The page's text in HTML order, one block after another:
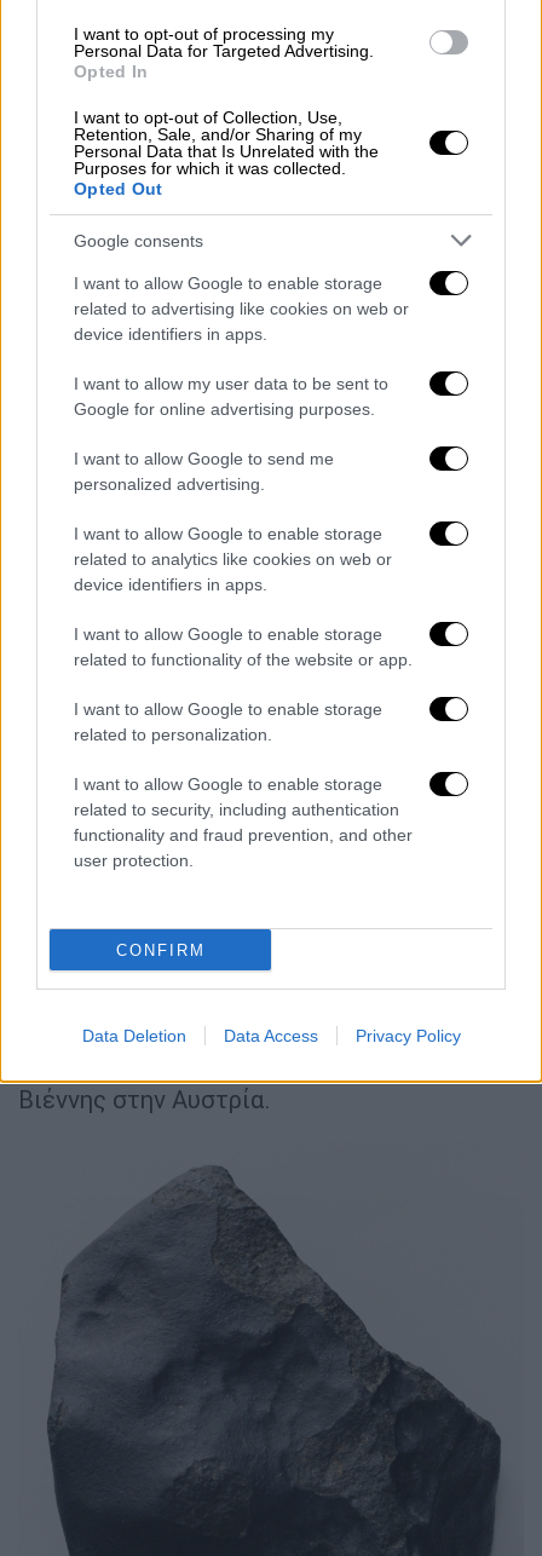
I want to opt-out of processing my
Personal Data for Targeted Advertising.
Opted In
I want to opt-out of Collection, Use,
Retention, Sale, and/or Sharing of my
Personal Data that Is Unrelated with the
Purposes for which it was collected.
Opted Out
Google consents
I want to allow Google to enable storage
related to advertising like cookies on web or
device identifiers in apps.
I want to allow my user data to be sent to
Google for online advertising purposes.
I want to allow Google to send me
personalized advertising.
I want to allow Google to enable storage
related to analytics like cookies on web or
device identifiers in apps.
I want to allow Google to enable storage
related to functionality of the website or app.
I want to allow Google to enable storage
related to personalization.
I want to allow Google to enable storage
related to security, including authentication
functionality and fraud prevention, and other
user protection.
CONFIRM
Data Deletion Data Access Privacy Policy
διαμέτρου 17 μέτρων εισήλθε στην
ατμόσφαιρα της Γης με την απίστευτη
ταχύτητα των περίπου 20 χιλιομέτρων ανά
δευτερόλεπτο» απαντά ο κ.Μπαζιώτης.
Ο Έλληνας επιστήμονας εξηγεί πως στο
συγκεκριμένο περιστατικό της Ρωσίας, το
βραχώδες σώμα από το διάστημα, άρχισε να
χιλιομέτρων, και κατέπεσε βόρεια της
περιοχής Τσελιάμπινσκ και η ενέργεια που
«Το μεγαλύτερο από τα κομμάτια που
ανακτήθηκαν είχε βάρος λίγο μεγαλύτερο
από 650 κιλά (!) και ανασύρθηκε από τη λίμνη
Cebarkul. Η συνολική ενέργεια που
απορροφήθηκε από την ατμόσφαιρα κατά την
είσοδο του μετεώρου, ισοδυναμούσε με
περίπου 470 κιλοτόνους ΤΝΤ, όντας κατά
που εκλύθηκε κατά την έκρηξη της ατομικής
βόμβας στη Χιροσίμα! Το κρίσιμο σε αυτό το
γεγονός μάλιστα ήταν ότι τον αστεροειδή
αυτό δεν τον «είδαμε». Πριν μπει στην
ατμόσφαιρα της Γης, «κινούνταν στη σκιά»
ενός άλλου αστεροειδούς, του 2012 DA14,
και δεν ήταν γνωστός στους επιστήμονες»
τονίζει ο κ.Μπαζιώτης.
υπάρχει μόνο μία περίπτωση
επιβεβαιωμένης ανάκτησης μετεωρίτη, τον
δείγμα αυτό, που ονομάστηκε Seres,
Βιέννης στην Αυστρία.